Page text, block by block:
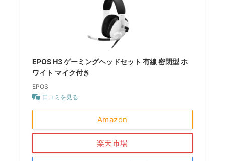
EPOS H3 ゲーミングヘッドセット 有線 密閉型 ホ
ワイト マイク付き
EPOS
口コミを見る
Amazon
楽天市場